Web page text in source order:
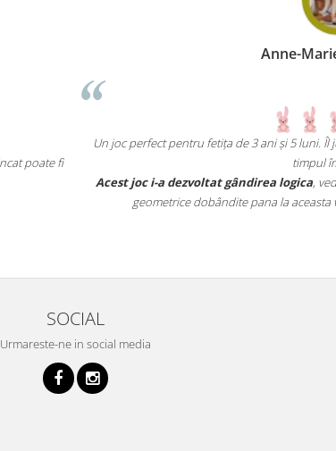
Anne-Marie Neumann
Un joc perfect pentru fetița de 3 ani și 5 luni. Îl jucam împreuna
Acest joc i-a dezvoltat gândirea logica, vederea in spațiu
geometrice dobândite pana la aceasta vârsta (cub, fete
SOCIAL
Urmareste-ne in social media